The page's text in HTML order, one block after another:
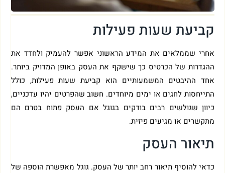
קביעת שעות פעילות
אחרי שממלאים את המידע הראשוני אפשר להעמיק ולחדד את
ההגדרות של הכרטיס כך שישקף את העסק באופן המדויק ביותר.
אחד ההיבטים המשמעותיים הוא קביעת שעות פעילות, כולל
התייחסות לחגים או ימים מיוחדים. חשוב שהפרטים יהיו עדכניים,
כיוון שגולשים רבים בודקים בגוגל אם העסק פתוח בטרם הם
מתקשרים או מגיעים פיזית.
תיאור העסק
כדאי להוסיף תיאור רחב יותר של העסק. גוגל מאפשרת הוספה של